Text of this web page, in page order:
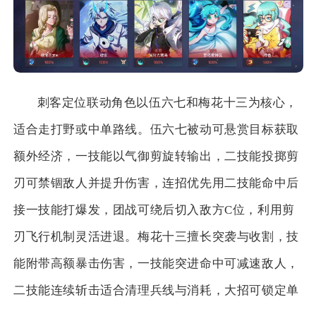
刺客定位联动角色以伍六七和梅花十三为核心，
适合走打野或中单路线。伍六七被动可悬赏目标获取
额外经济，一技能以气御剪旋转输出，二技能投掷剪
刃可禁锢敌人并提升伤害，连招优先用二技能命中后
接一技能打爆发，团战可绕后切入敌方C位，利用剪
刃飞行机制灵活进退。梅花十三擅长突袭与收割，技
能附带高额暴击伤害，一技能突进命中可减速敌人，
二技能连续斩击适合清理兵线与消耗，大招可锁定单